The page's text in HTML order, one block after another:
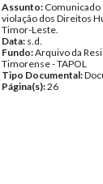
Assunto: Comunicado
violação dos Direitos
Timor-Leste.
Data: s.d.
Fundo:Arquivo da
Timorense - TAPOL
Tipo Documental:
Página(s):26